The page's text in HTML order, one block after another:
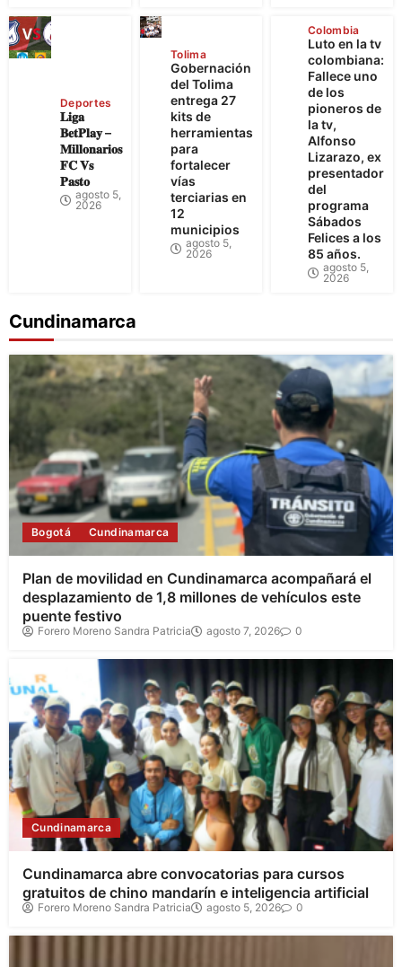
Deportes
𝐋𝐢𝐠𝐚
𝐁𝐞𝐭𝐏𝐥𝐚𝐲 –
𝐌𝐢𝐥𝐥𝐨𝐧𝐚𝐫𝐢𝐨𝐬
𝐅𝐂 𝐕𝐬
𝐏𝐚𝐬𝐭𝐨
agosto 5,
2026
Tolima
Gobernación
del Tolima
entrega 27
kits de
herramientas
para
fortalecer
vías
terciarias en
12
municipios
agosto 5,
2026
Colombia
Luto en la tv
colombiana:
Fallece uno
de los
pioneros de
la tv,
Alfonso
Lizarazo, ex
presentador
del
programa
Sábados
Felices a los
85 años.
agosto 5,
2026
Cundinamarca
Bogotá Cundinamarca
Plan de movilidad en Cundinamarca acompañará el
desplazamiento de 1,8 millones de vehículos este
puente festivo
Forero Moreno Sandra Patricia agosto 7, 2026 0
Cundinamarca
Cundinamarca abre convocatorias para cursos
gratuitos de chino mandarín e inteligencia artificial
Forero Moreno Sandra Patricia agosto 5, 2026 0